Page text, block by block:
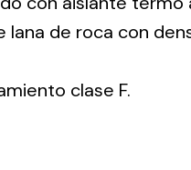
de roca con
clase F.